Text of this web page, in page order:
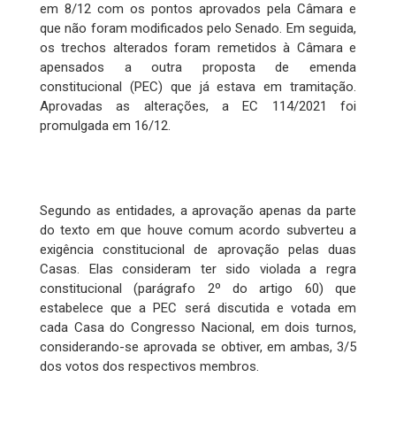
em 8/12 com os pontos aprovados pela Câmara e
que não foram modificados pelo Senado. Em seguida,
os trechos alterados foram remetidos à Câmara e
apensados a outra proposta de emenda
constitucional (PEC) que já estava em tramitação.
Aprovadas as alterações, a EC 114/2021 foi
promulgada em 16/12.
Segundo as entidades, a aprovação apenas da parte
do texto em que houve comum acordo subverteu a
exigência constitucional de aprovação pelas duas
Casas. Elas consideram ter sido violada a regra
constitucional (parágrafo 2º do artigo 60) que
estabelece que a PEC será discutida e votada em
cada Casa do Congresso Nacional, em dois turnos,
considerando-se aprovada se obtiver, em ambas, 3/5
dos votos dos respectivos membros.